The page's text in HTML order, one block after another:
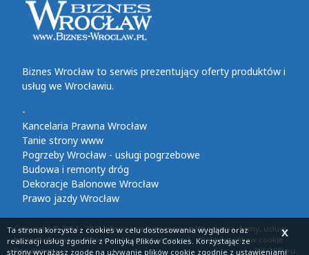
Biznes Wrocław to serwis prezentujący oferty produktów i
usług we Wrocławiu.
-
Kancelaria Prawna Wrocław
Tanie strony www
Pogrzeby Wrocław - usługi pogrzebowe
Budowa i remonty dróg
Dekoracje Balonowe Wrocław
Prawo jazdy Wrocław
Copyright © 2014 - 2026 Informacje biznesowe z Wrocławia, firmy, usługi,
biznes informacje Wrocław. All rights reservedPolityka plików cookie
Regulamin
INFORD.eu
X
Ta strona korzysta z cookiesw celu dostosowania wyglądu oraz
realizacji usług zgodnie zPolityką Plików Cookies. Korzystając ze
strony wyrażasz zgodę na używanie plików cookie zgodnie z ustawieniami